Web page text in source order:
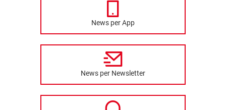
News per App
News per Newsletter